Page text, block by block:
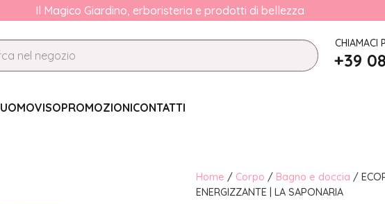
Il Magico Giardino, erboristeria e prodotti di bellezza
CHIAMACI
+39
UOMOVISOPROMOZIONICONTATTI
Home / Corpo / Bagno e doccia /
ENERGIZZANTE | LA SAPONARIA